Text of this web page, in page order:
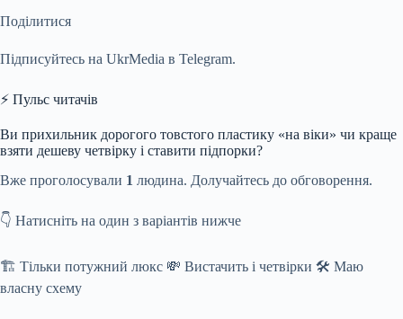
Поділитися
Підписуйтесь на UkrMedia в Telegram.
⚡ Пульс читачів
Ви прихильник дорогого товстого пластику «на віки» чи краще
взяти дешеву четвірку і ставити підпорки?
Вже проголосували 1 людина. Долучайтесь до обговорення.
👇 Натисніть на один з варіантів нижче
🏗️ Тільки потужний люкс 💸 Вистачить і четвірки 🛠️ Маю
власну схему